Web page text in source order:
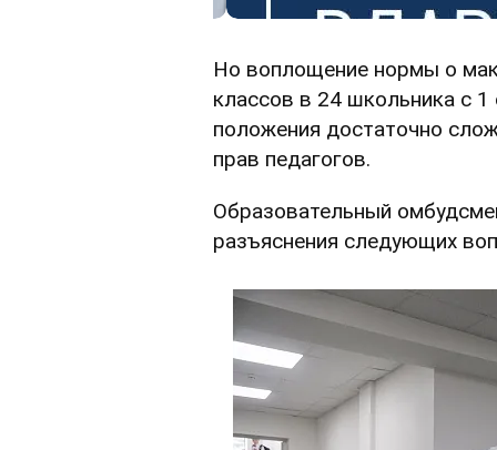
Но воплощение нормы о
классов в 24 школьника с 1
положения достаточно
прав педагогов.
Образовательный
разъяснения следующих